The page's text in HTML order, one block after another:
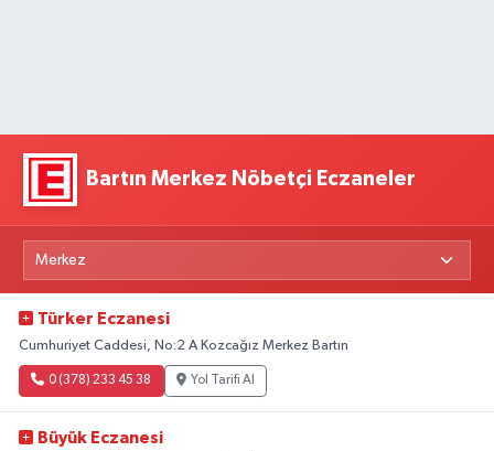
Bartın Merkez Nöbetçi Eczaneler
Türker Eczanesi
Cumhuriyet Caddesi, No:2 A Kozcağız Merkez Bartın
0 (378) 233 45 38 Yol Tarifi Al
Büyük Eczanesi